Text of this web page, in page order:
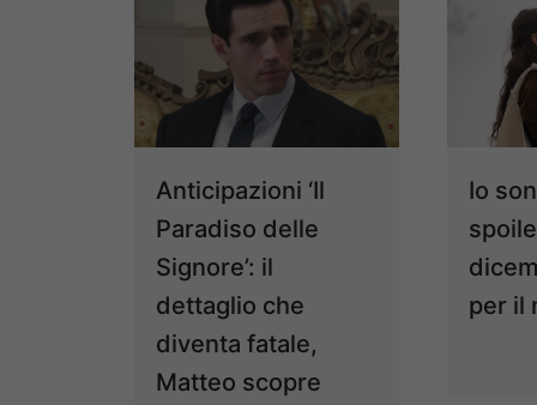
Anticipazioni ‘Il
Paradiso delle
Signore’: il
dettaglio che
diventa fatale,
Matteo scopre
Io
per il